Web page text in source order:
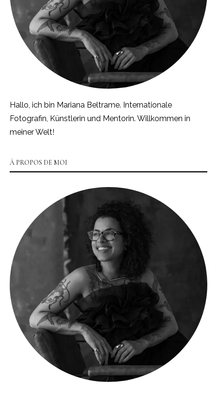
Hallo, ich bin Mariana Beltrame. Internationale
Fotografin, Künstlerin und Mentorin. Willkommen in
meiner Welt!
À PROPOS DE MOI